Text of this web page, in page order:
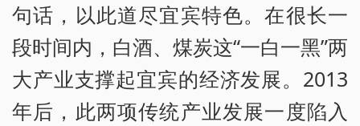
句话，以此道尽宜宾特色。在很长一
段时间内，白酒、煤炭这“一白一黑”两
大产业支撑起宜宾的经济发展。2013
年后，此两项传统产业发展一度陷入